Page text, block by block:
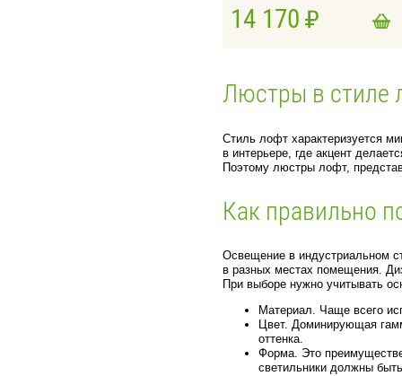
14 170
Люстры в стиле
Стиль лофт характеризуется
в интерьере, где акцент
Поэтому люстры лофт,
Как правильно
Освещение в индустриальном
в разных местах помещения.
При выборе нужно учитывать
Материал. Чаще всего
Цвет. Доминирующая
оттенка.
Форма. Это
светильники должны